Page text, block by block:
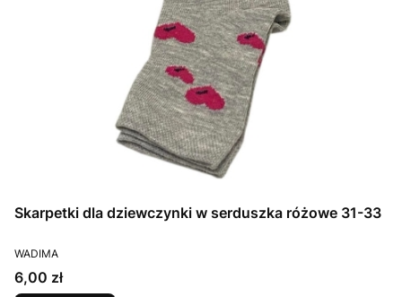
Skarpetki dla dziewczynki w serduszka różowe 31-33
PRODUCENT
WADIMA
Cena
6,00 zł